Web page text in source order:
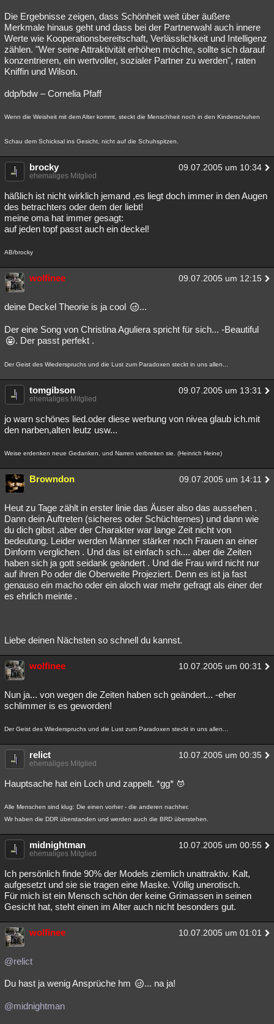
Die Ergebnisse zeigen, dass Schönheit weit über äußere
Merkmale hinaus geht und dass bei der Partnerwahl auch innere
Werte wie Kooperationsbereitschaft, Verlässlichkeit und Intelligenz
zählen. "Wer seine Attraktivität erhöhen möchte, sollte sich darauf
konzentrieren, ein wertvoller, sozialer Partner zu werden", raten
Kniffin und Wilson.
ddp/bdw – Cornelia Pfaff
Wenn die Weisheit mit dem Alter kommt, steckt die Menschheit noch in den Kinderschuhen
Schau dem Schicksal ins Gesicht, nicht auf die Schuhspitzen.
brocky 09.07.2005 um 10:34
ehemaliges Mitglied
häßlich ist nicht wirklich jemand ,es liegt doch immer in den Augen
des betrachters oder dem der liebt!
meine oma hat immer gesagt:
auf jeden topf passt auch ein deckel!
AB/brocky
wolfinee 09.07.2005 um 12:15
deine Deckel Theorie is ja cool ...
Der eine Song von Christina Aguliera spricht für sich... -Beautiful
. Der passt perfekt .
Der Geist des Wiederspruchs und die Lust zum Paradoxen steckt in uns allen...
tomgibson 09.07.2005 um 13:31
ehemaliges Mitglied
jo warn schönes lied.oder diese werbung von nivea glaub ich.mit
den narben,alten leutz usw...
Weise erdenken neue Gedanken, und Narren verbreiten sie. (Heinrich Heine)
Browndon 09.07.2005 um 14:11
Heut zu Tage zählt in erster linie das Äuser also das aussehen .
Dann dein Auftreten (sicheres oder Schüchternes) und dann wie
du dich gibst .aber der Charakter war lange Zeit nicht von
bedeutung. Leider werden Männer stärker noch Frauen an einer
Dinform verglichen . Und das ist einfach sch.... aber die Zeiten
haben sich ja gott seidank geändert . Und die Frau wird nicht nur
auf ihren Po oder die Oberweite Projeziert. Denn es ist ja fast
genauso ein macho oder ein aloch war mehr gefragt als einer der
es ehrlich meinte .
Liebe deinen Nächsten so schnell du kannst.
wolfinee 10.07.2005 um 00:31
Nun ja... von wegen die Zeiten haben sch geändert... -eher
schlimmer is es geworden!
Der Geist des Wiederspruchs und die Lust zum Paradoxen steckt in uns allen...
relict 10.07.2005 um 00:35
ehemaliges Mitglied
Hauptsache hat ein Loch und zappelt. *gg*
Alle Menschen sind klug: Die einen vorher - die anderen nachher.
Wir haben die DDR überstanden und werden auch die BRD überstehen.
midnightman 10.07.2005 um 00:55
ehemaliges Mitglied
Ich persönlich finde 90% der Models ziemlich unattraktiv. Kalt,
aufgesetzt und sie sie tragen eine Maske. Völlig unerotisch.
Für mich ist ein Mensch schön der keine Grimassen in seinen
Gesicht hat, steht einen im Alter auch nicht besonders gut.
wolfinee 10.07.2005 um 01:01
@relict
Du hast ja wenig Ansprüche hm ... na ja!
@midnightman